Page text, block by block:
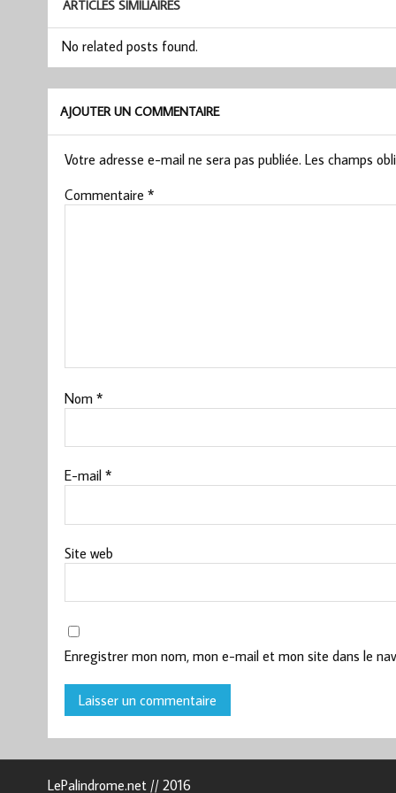
ARTICLES SIMILIAIRES
No related posts found.
AJOUTER UN COMMENTAIRE
Votre adresse e-mail ne sera pas publiée. Les champs
Commentaire *
Nom *
E-mail *
Site web
Enregistrer mon nom, mon e-mail et mon site dans le
LePalindrome.net // 2016